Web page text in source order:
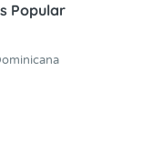
Popular